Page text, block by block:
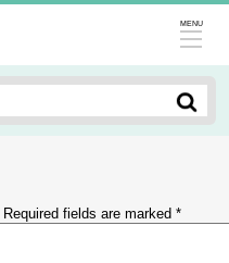
MENU
Required fields are marked *